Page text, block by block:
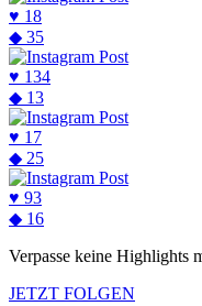
♥ 18
◆ 35
♥ 134
◆ 13
♥ 17
◆ 25
♥ 93
◆ 16
Verpasse keine Highlights
JETZT FOLGEN